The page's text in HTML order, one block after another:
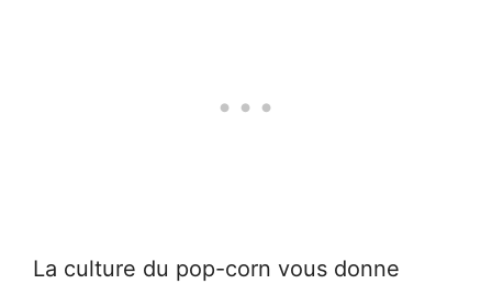
La culture du pop-corn vous donne